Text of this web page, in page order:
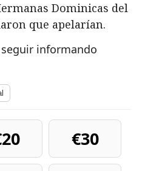
Dominicas del
que apelarían.
informando
€30